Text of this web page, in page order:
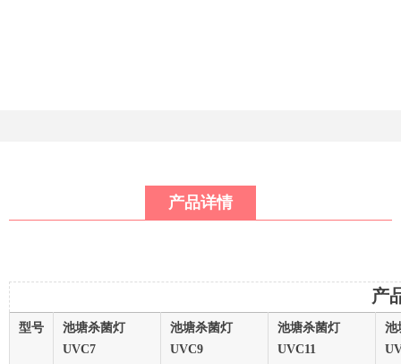
产品详情
产
型号
池塘杀菌灯
UVC7
池塘杀菌灯
UVC9
池塘杀菌灯
UVC11
池